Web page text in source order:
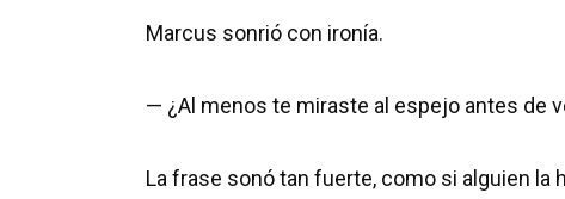
Marcus sonrió con ironía.
— ¿Al menos te miraste al espejo antes de
La frase sonó tan fuerte, como si alguien la